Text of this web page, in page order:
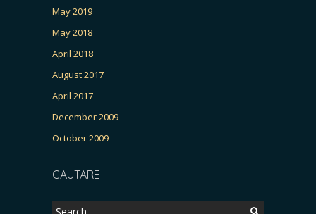
May 2019
May 2018
April 2018
August 2017
April 2017
December 2009
October 2009
CAUTARE
Search